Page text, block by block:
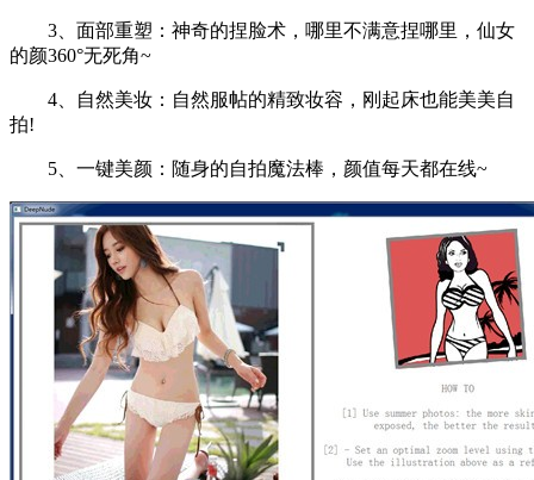
3、面部重塑：神奇的捏脸术，哪里不满意捏哪里，仙女
的颜360°无死角~
4、自然美妆：自然服帖的精致妆容，刚起床也能美美自
拍!
5、一键美颜：随身的自拍魔法棒，颜值每天都在线~